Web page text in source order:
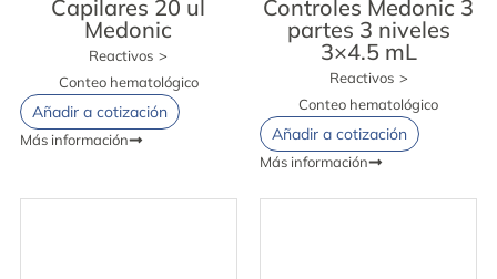
Capilares 20 ul
Medonic
Reactivos >
Conteo hematológico
Añadir a cotización
Más información
Controles Medonic 3
partes 3 niveles
3×4.5 mL
Reactivos >
Conteo hematológico
Añadir a cotización
Más información